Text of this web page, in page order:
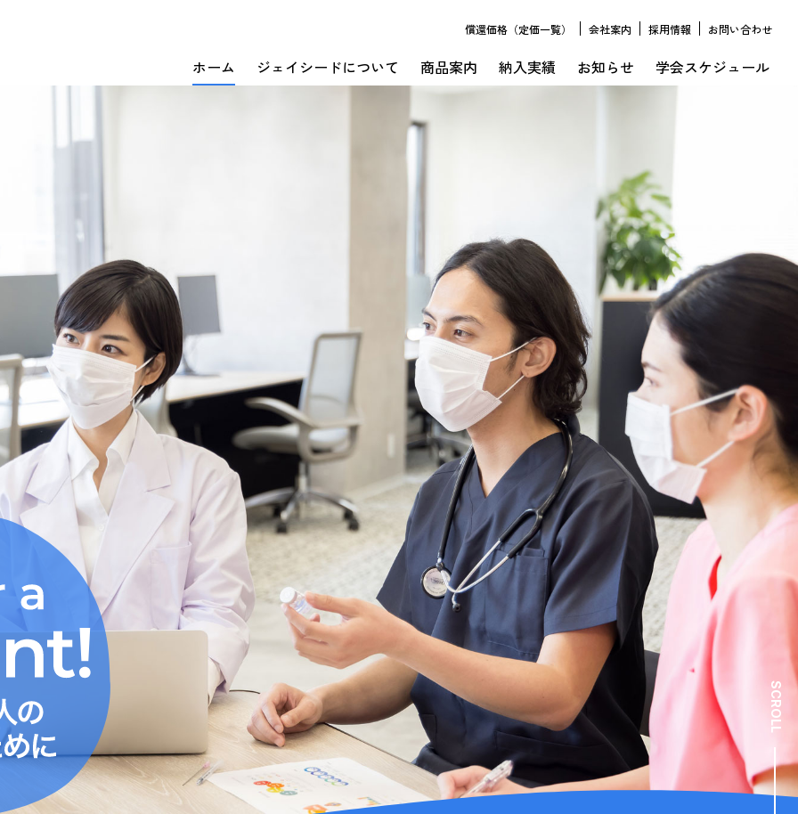
償還価格（定価一覧） 会社案内 採用情報 お問い合わせ
ホーム ジェイシードについて 商品案内 納入実績 お知らせ 学会スケジュール
SCROLL